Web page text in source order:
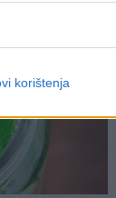
korištenja